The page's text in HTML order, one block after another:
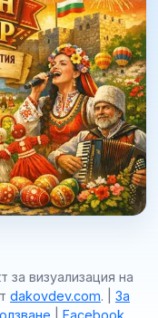
визуализация на
dakovdev.com. | За